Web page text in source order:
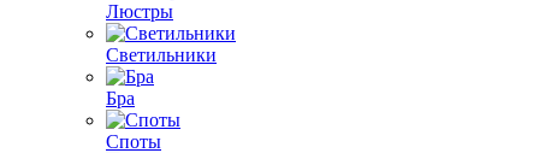
Люстры
Светильники
Бра
Споты